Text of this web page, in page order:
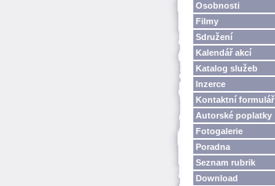
Osobnosti
Filmy
Sdružení
Kalendář akcí
Katalog služeb
Inzerce
Kontaktní formulář
Autorské poplatky
Fotogalerie
Poradna
Seznam rubrik
Download